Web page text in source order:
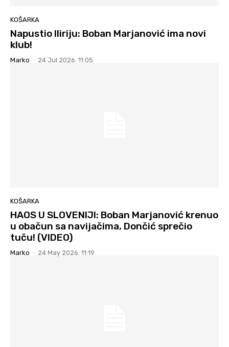
KOŠARKA
Napustio Iliriju: Boban Marjanović ima novi
klub!
Marko - 24 Jul 2026. 11:05
KOŠARKA
HAOS U SLOVENIJI: Boban Marjanović krenuo
u obačun sa navijačima, Dončić sprečio
tuču! (VIDEO)
Marko - 24 May 2026. 11:19